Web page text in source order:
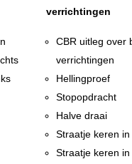
verrichtingen
CBR uitleg over
verrichtingen
Hellingproef
Stopopdracht
Halve draai
Straatje keren
Straatje keren